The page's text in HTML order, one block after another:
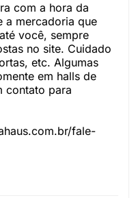
com a hora da
a mercadoria que
você, sempre
no site. Cuidado
etc. Algumas
em halls de
contato para
fale-